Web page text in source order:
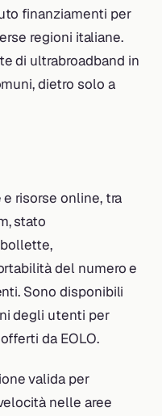
finanziamenti per
regioni italiane.
di ultrabroadband in
dietro solo a
risorse online, tra
stato
del numero e
Sono disponibili
degli utenti per
da EOLO.
valida per
nelle aree